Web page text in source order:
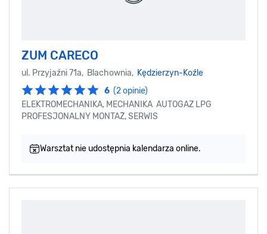
ZUM CARECO
ul. Przyjaźni 71a, Blachownia, Kędzierzyn-Koźle
6 (2 opinie)
ELEKTROMECHANIKA, MECHANIKA AUTOGAZ LPG
PROFESJONALNY MONTAŻ, SERWIS
Warsztat nie udostępnia kalendarza online.